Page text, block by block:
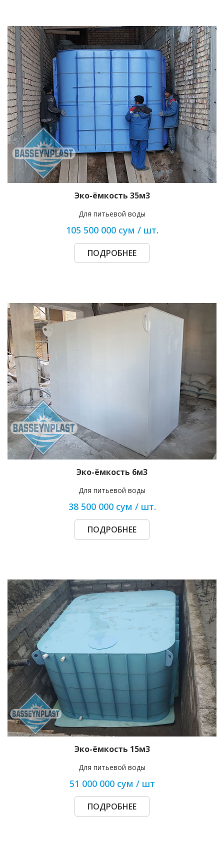
Эко-ёмкость 35м3
Для питьевой воды
105 500 000 сум / шт.
ПОДРОБНЕЕ
Эко-ёмкость 6м3
Для питьевой воды
38 500 000 сум / шт.
ПОДРОБНЕЕ
Эко-ёмкость 15м3
Для питьевой воды
51 000 000 сум / шт
ПОДРОБНЕЕ